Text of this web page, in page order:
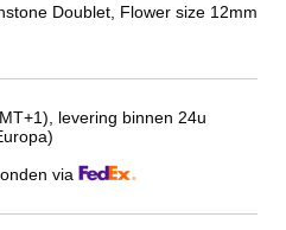
Doublet, Flower size 12mm
levering binnen 24u
via